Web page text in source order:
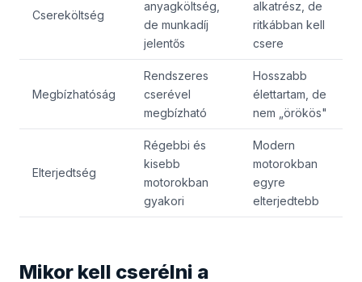
Csereköltség
anyagköltség,
de munkadíj
jelentős
alkatrész, de
ritkábban kell
csere
Megbízhatóság
Rendszeres
cserével
megbízható
Hosszabb
élettartam, de
nem „örökös"
Elterjedtség
Régebbi és
kisebb
motorokban
gyakori
Modern
motorokban
egyre
elterjedtebb
Mikor kell cserélni a